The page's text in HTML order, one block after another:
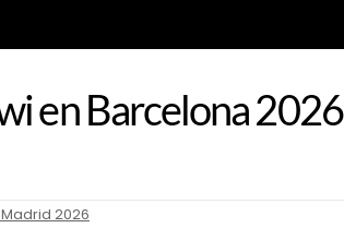
2026
en Barcelona 2026